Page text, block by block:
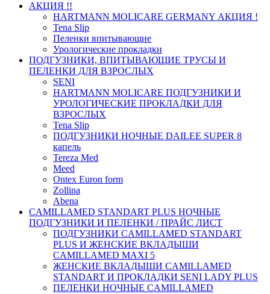
АКЦИЯ !!
HARTMANN MOLICARE GERMANY АКЦИЯ !
Tena Slip
Пеленки впитывающие
Урологические прокладки
ПОДГУЗНИКИ, ВПИТЫВАЮЩИЕ ТРУСЫ И
ПЕЛЕНКИ ДЛЯ ВЗРОСЛЫХ
SENI
HARTMANN MOLICARE ПОДГУЗНИКИ И
УРОЛОГИЧЕСКИЕ ПРОКЛАДКИ ДЛЯ
ВЗРОСЛЫХ
Tena Slip
ПОДГУЗНИКИ НОЧНЫЕ DAILEE SUPER 8
капель
Tereza Med
Meed
Ontex Euron form
Zollina
Abena
CAMILLAMED STANDART PLUS НОЧНЫЕ
ПОДГУЗНИКИ И ПЕЛЕНКИ / ПРАЙС ЛИСТ
ПОДГУЗНИКИ CAMILLAMED STANDART
PLUS И ЖЕНСКИЕ ВКЛАДЫШИ
CAMILLAMED MAXI 5
ЖЕНСКИЕ ВКЛАДЫШИ CAMILLAMED
STANDART И ПРОКЛАДКИ SENI LADY PLUS
ПЕЛЕНКИ НОЧНЫЕ CAMILLAMED